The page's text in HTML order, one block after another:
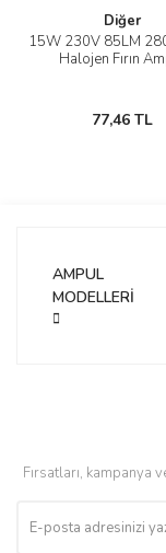
Diğer
15W 230V 85LM
Halojen Fırın
77,46 TL
AMPUL
MODELLERİ
Fırsatları, kampanya